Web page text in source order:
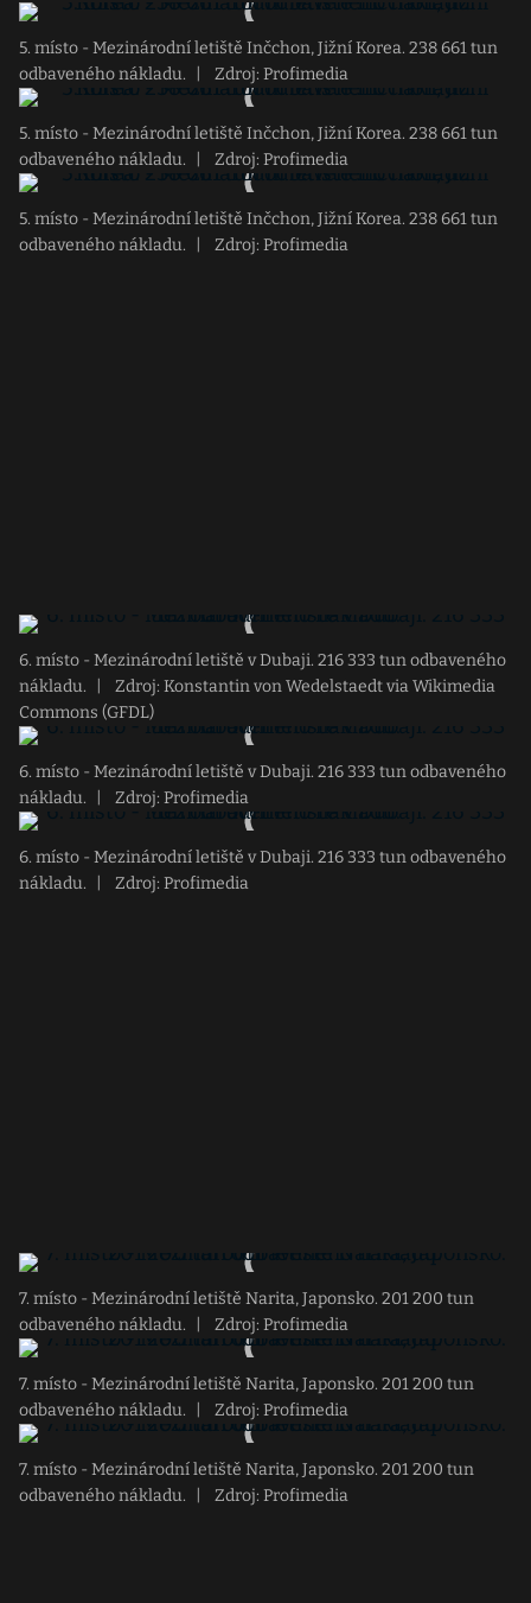
5. místo - Mezinárodní letiště Inčchon, Jižní Korea. 238 661 tun
odbaveného nákladu.
Zdroj: Profimedia
5. místo - Mezinárodní letiště Inčchon, Jižní Korea. 238 661 tun
odbaveného nákladu.
Zdroj: Profimedia
5. místo - Mezinárodní letiště Inčchon, Jižní Korea. 238 661 tun
odbaveného nákladu.
Zdroj: Profimedia
6. místo - Mezinárodní letiště v Dubaji. 216 333 tun odbaveného
nákladu.
Zdroj: Konstantin von Wedelstaedt via Wikimedia
Commons (GFDL)
6. místo - Mezinárodní letiště v Dubaji. 216 333 tun odbaveného
nákladu.
Zdroj: Profimedia
6. místo - Mezinárodní letiště v Dubaji. 216 333 tun odbaveného
nákladu.
Zdroj: Profimedia
7. místo - Mezinárodní letiště Narita, Japonsko. 201 200 tun
odbaveného nákladu.
Zdroj: Profimedia
7. místo - Mezinárodní letiště Narita, Japonsko. 201 200 tun
odbaveného nákladu.
Zdroj: Profimedia
7. místo - Mezinárodní letiště Narita, Japonsko. 201 200 tun
odbaveného nákladu.
Zdroj: Profimedia